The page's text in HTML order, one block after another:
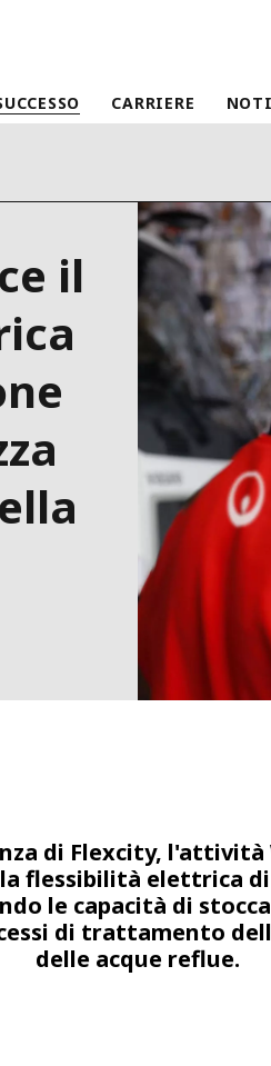
CARRIERE
il
di Flexcity, l'attività
flessibilità elettrica
le capacità di
di trattamento
delle acque reflue.